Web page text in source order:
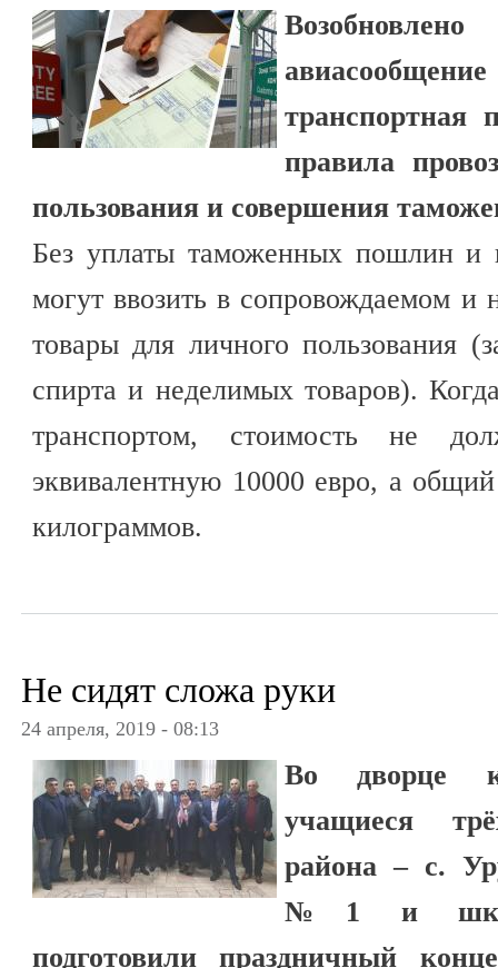
транспортная
правила
пользования и совершения
Без уплаты таможенных пошлин и
могут ввозить в сопровождаемом и
товары для личного пользования
спирта и неделимых товаров).
транспортом, стоимость не
эквивалентную 10000 евро, а
килограммов.
Не сидят сложа руки
24 апреля, 2019 - 08:13
Во дворце
учащиеся
района – с.
№1 и
подготовили праздничный